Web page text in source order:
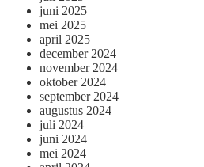
juni 2025
mei 2025
april 2025
december 2024
november 2024
oktober 2024
september 2024
augustus 2024
juli 2024
juni 2024
mei 2024